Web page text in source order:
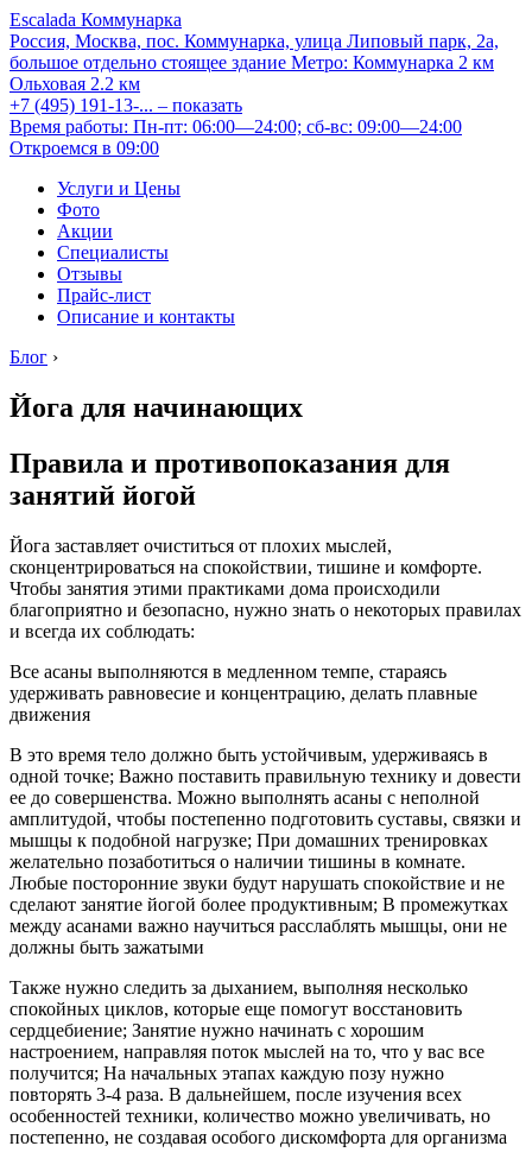
Escalada Коммунарка
Россия, Москва, пос. Коммунарка, улица Липовый парк, 2а,
большое отдельно стоящее здание Метро: Коммунарка 2 км
Ольховая 2.2 км
+7 (495) 191-13-... – показать
Время работы: Пн-пт: 06:00—24:00; сб-вс: 09:00—24:00
Откроемся в 09:00
Услуги и Цены
Фото
Акции
Специалисты
Отзывы
Прайс-лист
Описание и контакты
Блог ›
Йога для начинающих
Правила и противопоказания для
занятий йогой
Йога заставляет очиститься от плохих мыслей,
сконцентрироваться на спокойствии, тишине и комфорте.
Чтобы занятия этими практиками дома происходили
благоприятно и безопасно, нужно знать о некоторых правилах
и всегда их соблюдать:
Все асаны выполняются в медленном темпе, стараясь
удерживать равновесие и концентрацию, делать плавные
движения
В это время тело должно быть устойчивым, удерживаясь в
одной точке; Важно поставить правильную технику и довести
ее до совершенства. Можно выполнять асаны с неполной
амплитудой, чтобы постепенно подготовить суставы, связки и
мышцы к подобной нагрузке; При домашних тренировках
желательно позаботиться о наличии тишины в комнате.
Любые посторонние звуки будут нарушать спокойствие и не
сделают занятие йогой более продуктивным; В промежутках
между асанами важно научиться расслаблять мышцы, они не
должны быть зажатыми
Также нужно следить за дыханием, выполняя несколько
спокойных циклов, которые еще помогут восстановить
сердцебиение; Занятие нужно начинать с хорошим
настроением, направляя поток мыслей на то, что у вас все
получится; На начальных этапах каждую позу нужно
повторять 3-4 раза. В дальнейшем, после изучения всех
особенностей техники, количество можно увеличивать, но
постепенно, не создавая особого дискомфорта для организма